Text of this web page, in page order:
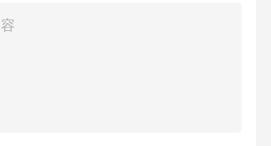
一科，不要急于对答案，要及时